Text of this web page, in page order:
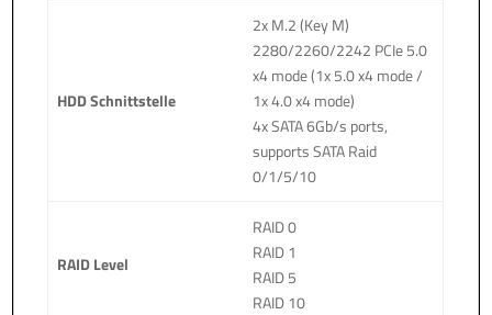
HDD Schnittstelle
2x M.2 (Key M)
2280/2260/2242 PCIe 5.0
x4 mode (1x 5.0 x4 mode /
1x 4.0 x4 mode)
4x SATA 6Gb/s ports,
supports SATA Raid
0/1/5/10
RAID Level
RAID 0
RAID 1
RAID 5
RAID 10